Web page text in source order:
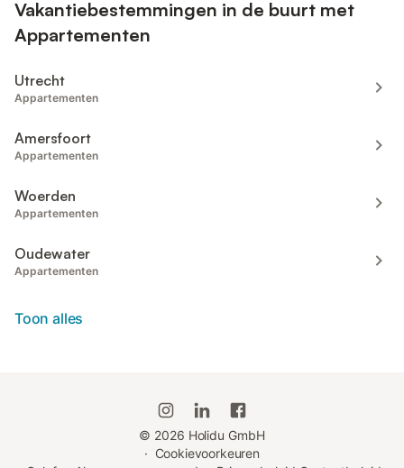
Vakantiebestemmingen in de buurt met
Appartementen
Utrecht
Appartementen
Amersfoort
Appartementen
Woerden
Appartementen
Oudewater
Appartementen
Toon alles
© 2026 Holidu GmbH
· Cookievoorkeuren